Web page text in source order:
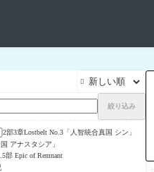

絞り込み
2部3章Lostbelt No.3「人智統合真国 シン」
アナスタシア」
部 Epic of Remnant